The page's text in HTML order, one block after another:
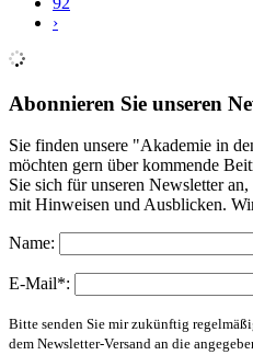
›
Abonnieren Sie unseren
Sie finden unsere "Akademie in
möchten gern über kommende
Sie sich für unseren Newsletter
mit Hinweisen und Ausblicken.
Name:
E-Mail*:
Bitte senden Sie mir zukünftig
dem Newsletter-Versand an die